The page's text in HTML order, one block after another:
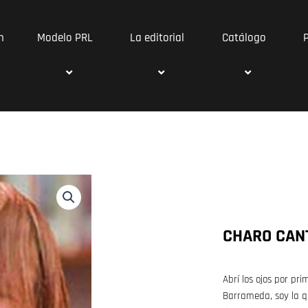
Modelo PRL La editorial Catálogo
CHARO
Abrí los ojos por
Barrameda, soy la